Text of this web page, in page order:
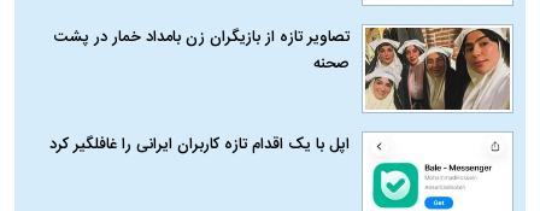
تصاویر تازه از بازیگران زن بامداد خمار در پشت
صحنه
اپل با یک اقدام تازه کاربران ایرانی را غافلگیر کرد